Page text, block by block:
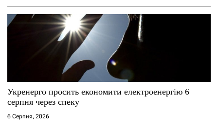
Укренерго просить економити електроенергію 6
серпня через спеку
6 Серпня, 2026